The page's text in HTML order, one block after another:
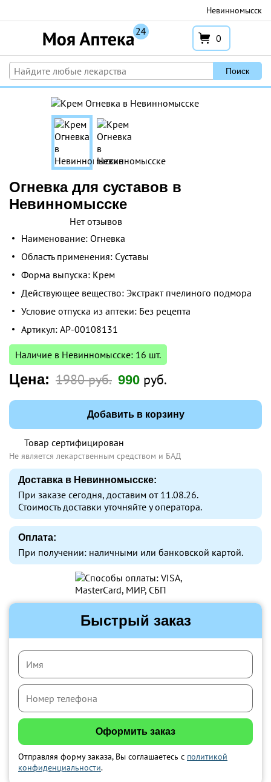
к
содержимому
Невинномысск
0
Поиск
Огневка для суставов в
Невинномысске
Нет отзывов
Наименование: Огневка
Область применения: Суставы
Форма выпуска: Крем
Действующее вещество: Экстракт пчелиного подмора
Условие отпуска из аптеки: Без рецепта
Артикул: AP-00108131
Наличие в Невинномысске: 16 шт.
Цена: 1980 руб. 990 руб.
Товар сертифицирован
Не является лекарственным средством и БАД
Доставка в Невинномысске:
При заказе сегодня, доставим от 11.08.26.
Стоимость доставки уточняйте у оператора.
Оплата:
При получении: наличными или банковской картой.
Добавить в корзину
Быстрый заказ
Отправляя форму заказа, Вы соглашаетесь с политикой
конфиденциальности.